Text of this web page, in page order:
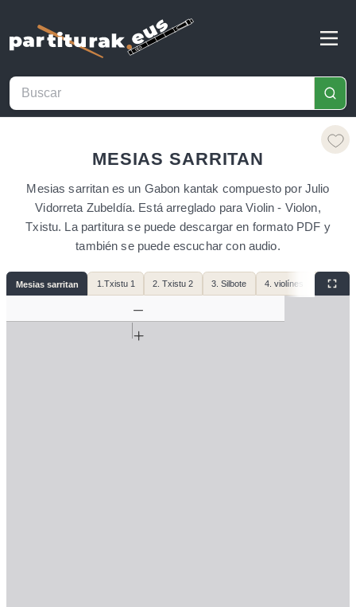
MESIAS SARRITAN
Mesias sarritan es un Gabon kantak compuesto por Julio
Vidorreta Zubeldía. Está arreglado para Violin - Violon,
Txistu. La partitura se puede descargar en formato PDF y
también se puede escuchar con audio.
Mesias sarritan 1.Txistu 1 2. Txistu 2 3. Silbote 4. violínes 5.